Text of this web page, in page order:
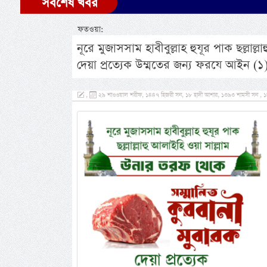
ফতওয়া:
নূরে মুজাসসাম হাবীবুল্লাহ হুযূর পাক
দেয়া প্রত্যেক উম্মতের জন্য ফরযে আইন
, ২৯ শাওওয়াল শরীফ, ১৪৪৭ হিজরী সন, ১৮ হাদী আশার, ১৩৯৩ শামসী সন ,